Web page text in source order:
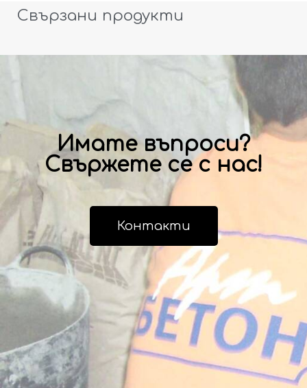
Свързани продукти
Имате въпроси?
Свържете се с нас!
Контакти